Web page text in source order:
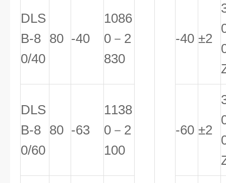
DLS
B-8
0/40
80 -40
1086
0－2
830
-40 ±2
DLS
B-8
0/60
80 -63
1138
0－2
100
-60 ±2